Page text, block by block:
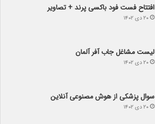
افتتاح فست فود باکسی پرند + تصاویر
۲۰ دی ۱۴۰۲
لیست مشاغل جاب آفر آلمان
۲۰ دی ۱۴۰۲
سوال پزشکی از هوش مصنوعی آنلاین
۲۰ دی ۱۴۰۲